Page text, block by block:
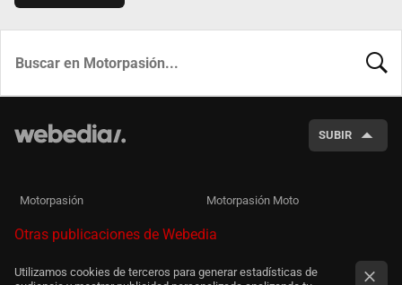
SUBIR
Motorpasión Motorpasión Moto
Otras publicaciones de Webedia
Utilizamos cookies de terceros para generar estadísticas de